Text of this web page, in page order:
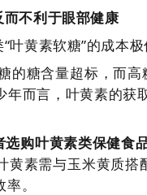
不利于眼部健康
叶黄素软糖”的成本
的糖含量超标，而
年而言，叶黄素的获
选购叶黄素类保健食
黄素需与玉米黄质
。